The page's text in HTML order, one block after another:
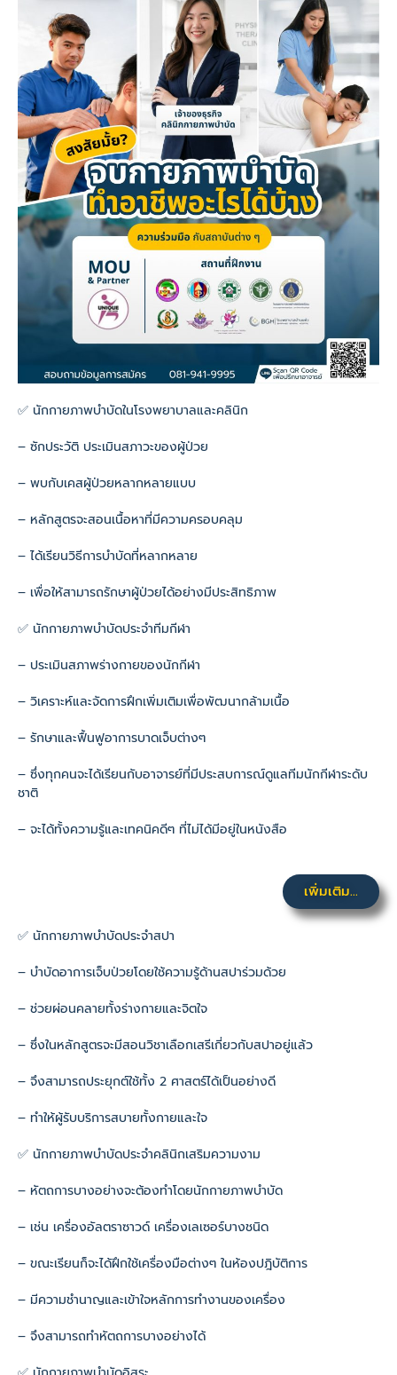
✅ นักกายภาพบำบัดในโรงพยาบาลและคลินิก
– ซักประวัติ ประเมินสภาวะของผู้ป่วย
– พบกับเคสผู้ป่วยหลากหลายแบบ
– หลักสูตรจะสอนเนื้อหาที่มีความครอบคลุม
– ได้เรียนวิธีการบำบัดที่หลากหลาย
– เพื่อให้สามารถรักษาผู้ป่วยได้อย่างมีประสิทธิภาพ
✅ นักกายภาพบำบัดประจำทีมกีฬา
– ประเมินสภาพร่างกายของนักกีฬา
– วิเคราะห์และจัดการฝึกเพิ่มเติมเพื่อพัฒนากล้ามเนื้อ
– รักษาและฟื้นฟูอาการบาดเจ็บต่างๆ
– ซึ่งทุกคนจะได้เรียนกับอาจารย์ที่มีประสบการณ์ดูแลทีมนักกีฬาระดับ
ชาติ
– จะได้ทั้งความรู้และเทคนิคดีๆ ที่ไม่ได้มีอยู่ในหนังสือ
เพิ่มเติม...
✅ นักกายภาพบำบัดประจำสปา
– บำบัดอาการเจ็บป่วยโดยใช้ความรู้ด้านสปาร่วมด้วย
– ช่วยผ่อนคลายทั้งร่างกายและจิตใจ
– ซึ่งในหลักสูตรจะมีสอนวิชาเลือกเสรีเกี่ยวกับสปาอยู่แล้ว
– จึงสามารถประยุกต์ใช้ทั้ง 2 ศาสตร์ได้เป็นอย่างดี
– ทำให้ผู้รับบริการสบายทั้งกายและใจ
✅ นักกายภาพบำบัดประจำคลินิกเสริมความงาม
– หัตถการบางอย่างจะต้องทำโดยนักกายภาพบำบัด
– เช่น เครื่องอัลตราซาวด์ เครื่องเลเซอร์บางชนิด
– ขณะเรียนก็จะได้ฝึกใช้เครื่องมือต่างๆ ในห้องปฎิบัติการ
– มีความชำนาญและเข้าใจหลักการทำงานของเครื่อง
– จึงสามารถทำหัตถการบางอย่างได้